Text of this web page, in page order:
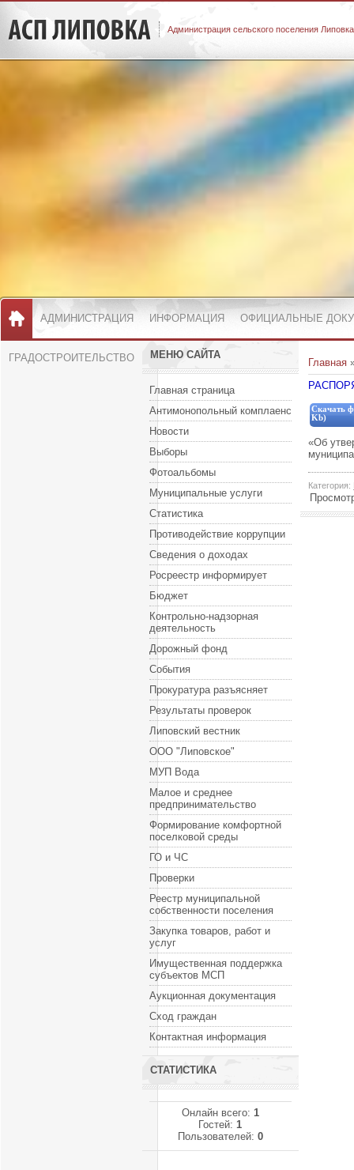
Администрация сельского поселения
АДМИНИСТРАЦИЯ ИНФОРМАЦИЯ ОФИЦИАЛЬНЫЕ
ГРАДОСТРОИТЕЛЬСТВО МЕНЮ САЙТА
Главная страница
Антимонопольный комплаенс
Новости
Выборы
Фотоальбомы
Муниципальные услуги
Статистика
Противодействие коррупции
Сведения о доходах
Росреестр информирует
Бюджет
Контрольно-надзорная
деятельность
Дорожный фонд
События
Прокуратура разъясняет
Результаты проверок
Липовский вестник
ООО "Липовское"
МУП Вода
Малое и среднее
предпринимательство
Формирование комфортной
поселковой среды
ГО и ЧС
Проверки
Реестр муниципальной
собственности поселения
Закупка товаров, работ и
услуг
Имущественная поддержка
субъектов МСП
Аукционная документация
Сход граждан
Контактная информация
СТАТИСТИКА
Онлайн всего: 1
Гостей:1
Пользователей: 0
Главная
Скачать
Kb)
«Об
Категория: